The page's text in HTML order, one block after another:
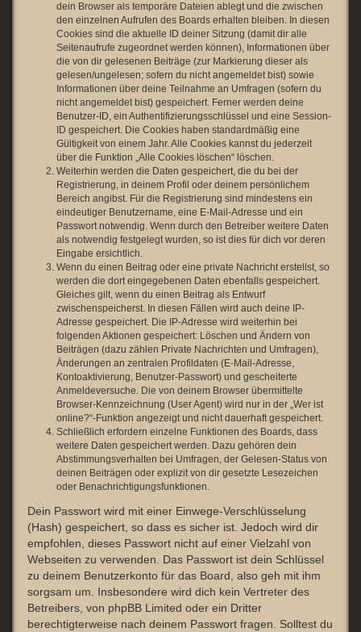
dein Browser als temporäre Dateien ablegt und die zwischen
den einzelnen Aufrufen des Boards erhalten bleiben. In diesen
Cookies sind die aktuelle ID deiner Sitzung (damit dir alle
Seitenaufrufe zugeordnet werden können), Informationen über
die von dir gelesenen Beiträge (zur Markierung dieser als
gelesen/ungelesen; sofern du nicht angemeldet bist) sowie
Informationen über deine Teilnahme an Umfragen (sofern du
nicht angemeldet bist) gespeichert. Ferner werden deine
Benutzer-ID, ein Authentifizierungsschlüssel und eine Session-
ID gespeichert. Die Cookies haben standardmäßig eine
Gültigkeit von einem Jahr. Alle Cookies kannst du jederzeit
über die Funktion „Alle Cookies löschen“ löschen.
Weiterhin werden die Daten gespeichert, die du bei der
Registrierung, in deinem Profil oder deinem persönlichem
Bereich angibst. Für die Registrierung sind mindestens ein
eindeutiger Benutzername, eine E-Mail-Adresse und ein
Passwort notwendig. Wenn durch den Betreiber weitere Daten
als notwendig festgelegt wurden, so ist dies für dich vor deren
Eingabe ersichtlich.
Wenn du einen Beitrag oder eine private Nachricht erstellst, so
werden die dort eingegebenen Daten ebenfalls gespeichert.
Gleiches gilt, wenn du einen Beitrag als Entwurf
zwischenspeicherst. In diesen Fällen wird auch deine IP-
Adresse gespeichert. Die IP-Adresse wird weiterhin bei
folgenden Aktionen gespeichert: Löschen und Ändern von
Beiträgen (dazu zählen Private Nachrichten und Umfragen),
Änderungen an zentralen Profildaten (E-Mail-Adresse,
Kontoaktivierung, Benutzer-Passwort) und gescheiterte
Anmeldeversuche. Die von deinem Browser übermittelte
Browser-Kennzeichnung (User Agent) wird nur in der „Wer ist
online?“-Funktion angezeigt und nicht dauerhaft gespeichert.
Schließlich erfordern einzelne Funktionen des Boards, dass
weitere Daten gespeichert werden. Dazu gehören dein
Abstimmungsverhalten bei Umfragen, der Gelesen-Status von
deinen Beiträgen oder explizit von dir gesetzte Lesezeichen
oder Benachrichtigungsfunktionen.
Dein Passwort wird mit einer Einwege-Verschlüsselung
(Hash) gespeichert, so dass es sicher ist. Jedoch wird dir
empfohlen, dieses Passwort nicht auf einer Vielzahl von
Webseiten zu verwenden. Das Passwort ist dein Schlüssel
zu deinem Benutzerkonto für das Board, also geh mit ihm
sorgsam um. Insbesondere wird dich kein Vertreter des
Betreibers, von phpBB Limited oder ein Dritter
berechtigterweise nach deinem Passwort fragen. Solltest du